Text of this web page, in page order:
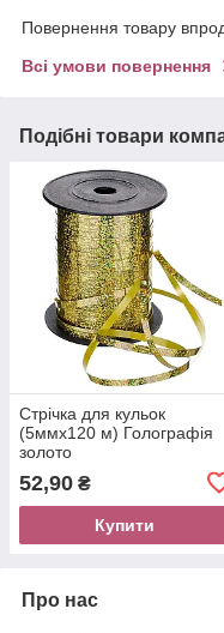
Повернення товару
Всі умови повернення
Подібні товари
Стрічка для кульок
(5ммх120 м) Голографія
золото
52,90 ₴
Купити
Про нас